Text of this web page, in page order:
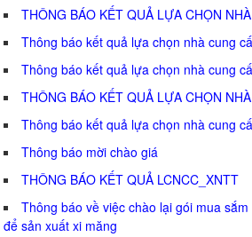
THÔNG BÁO KẾT QUẢ LỰA CHỌN
Thông báo kết quả lựa chọn nhà cung
Thông báo kết quả lựa chọn nhà cung
THÔNG BÁO KẾT QUẢ LỰA CHỌN
Thông báo kết quả lựa chọn nhà cung
Thông báo mời chào giá
THÔNG BÁO KẾT QUẢ LCNCC_XNTT
Thông báo về việc chào lại gói mua
để sản xuất xi măng